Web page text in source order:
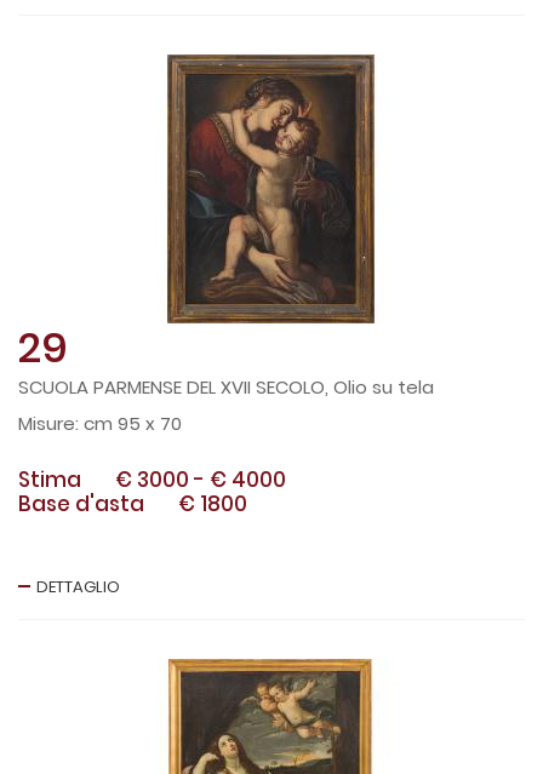
29
SCUOLA PARMENSE DEL XVII SECOLO, Olio su tela
cm 95 x 70
Stima € 3000 - € 4000
Base d'asta
€ 1800
DETTAGLIO